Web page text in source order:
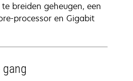
breiden geheugen, een
processor en Gigabit